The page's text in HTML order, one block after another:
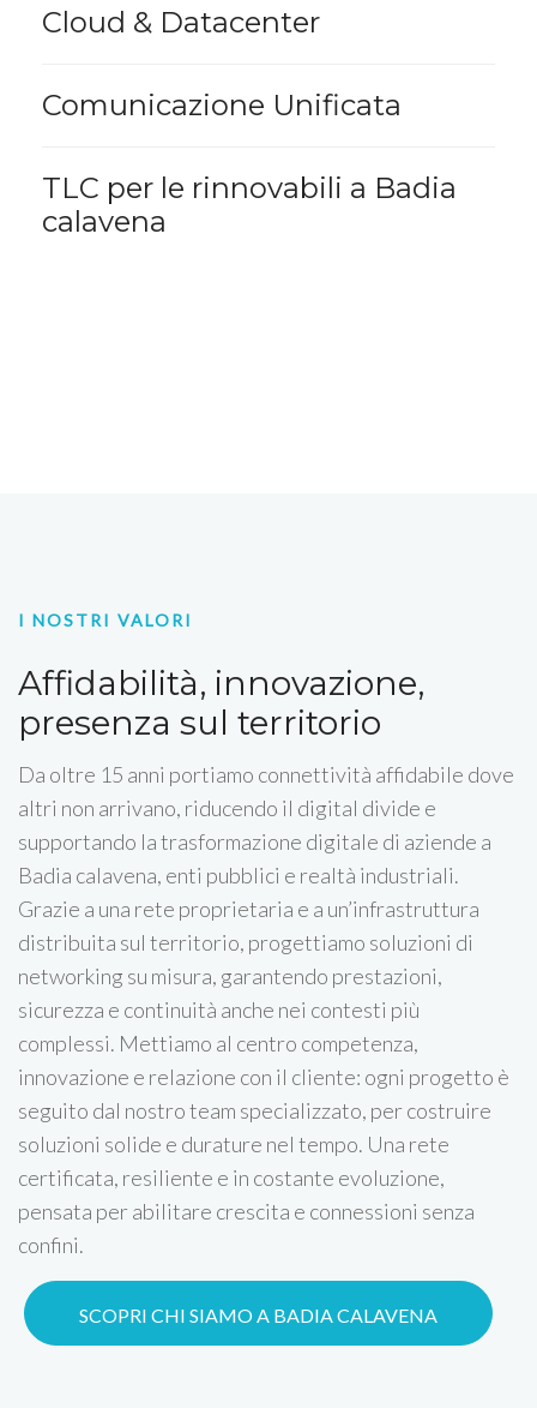
Cloud & Datacenter
Comunicazione Unificata
TLC per le rinnovabili a Badia
calavena
I NOSTRI VALORI
Affidabilità, innovazione,
presenza sul territorio
Da oltre 15 anni portiamo connettività affidabile dove
altri non arrivano, riducendo il digital divide e
supportando la trasformazione digitale di aziende a
Badia calavena, enti pubblici e realtà industriali.
Grazie a una rete proprietaria e a un’infrastruttura
distribuita sul territorio, progettiamo soluzioni di
networking su misura, garantendo prestazioni,
sicurezza e continuità anche nei contesti più
complessi. Mettiamo al centro competenza,
innovazione e relazione con il cliente: ogni progetto è
seguito dal nostro team specializzato, per costruire
soluzioni solide e durature nel tempo. Una rete
certificata, resiliente e in costante evoluzione,
pensata per abilitare crescita e connessioni senza
confini.
SCOPRI CHI SIAMO A BADIA CALAVENA